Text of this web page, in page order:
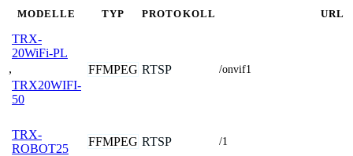
MODELLE TYP PROTOKOLL URL
TRX-
20WiFi-PL
,
TRX20WIFI-
50
FFMPEG RTSP /onvif1
TRX-
ROBOT25
FFMPEG RTSP /1